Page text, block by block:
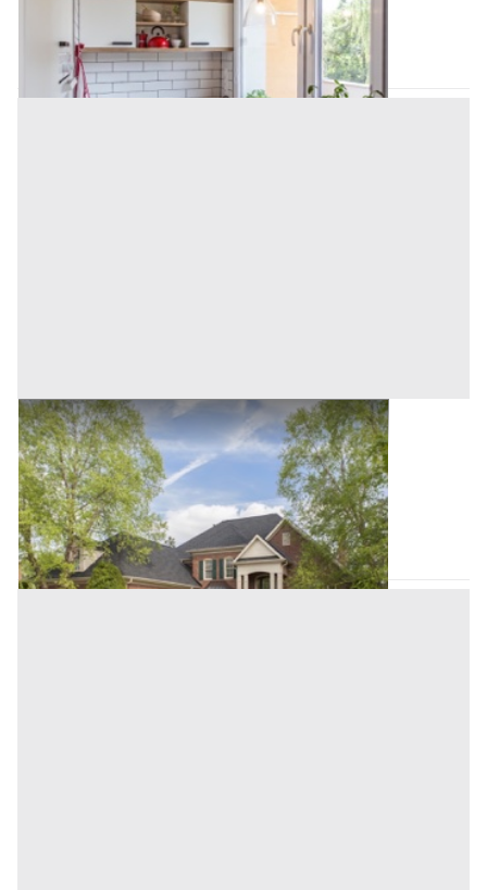
(Padova)
Codice asta:AA1130255
Asta chiusa
Villini all'asta a Padova
Pernumia (Padova)
Offerta minima
150.067 € 200.889 €
Codice asta:BN5316812
Asta chiusa